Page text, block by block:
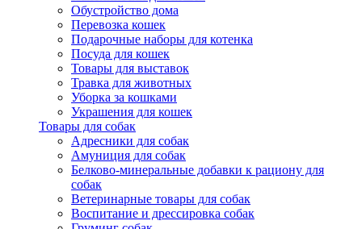
Обустройство дома
Перевозка кошек
Подарочные наборы для котенка
Посуда для кошек
Товары для выставок
Травка для животных
Уборка за кошками
Украшения для кошек
Товары для собак
Адресники для собак
Амуниция для собак
Белково-минеральные добавки к рациону для
собак
Ветеринарные товары для собак
Воспитание и дрессировка собак